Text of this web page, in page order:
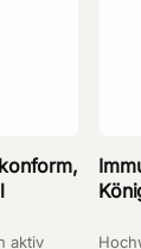
aktiv